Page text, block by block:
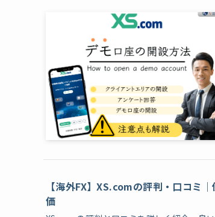
【海外FX】XS.comの評判・口コミ
価